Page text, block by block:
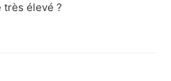
très élevé ?